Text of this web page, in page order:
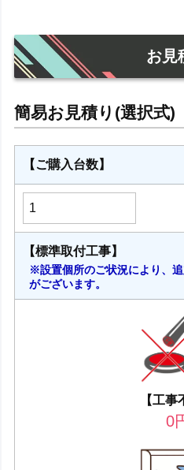
お見
【ご購入台数】
【標準取付工事】
※設置個所のご状況により、
がございます。
【工事
0